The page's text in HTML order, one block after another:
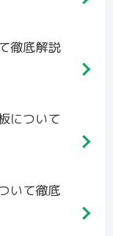
徹底解説
について
いて徹底